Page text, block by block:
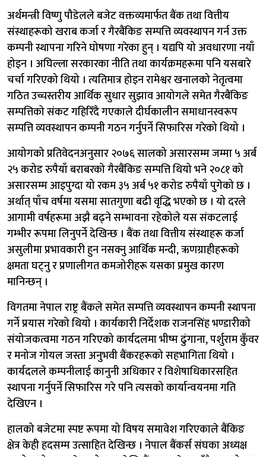
अर्थमन्त्री विष्णु पौडेलले बजेट वक्तव्यमार्फत बैंक तथा वित्तीय
संस्थाहरूको खराब कर्जा र गैरबैंकिङ सम्पत्ति व्यवस्थापन गर्न उक्त
कम्पनी स्थापना गरिने घोषणा गरेका हुन् । यद्यपि यो अवधारणा नयाँ
होइन । अघिल्ला सरकारका नीति तथा कार्यक्रमहरूमा पनि यसबारे
चर्चा गरिएको थियो । त्यतिमात्र होइन रामेश्वर खनालको नेतृत्वमा
गठित उच्चस्तरीय आर्थिक सुधार सुझाव आयोगले समेत गैरबैंकिङ
सम्पत्तिको संकट गहिरिँदै गएकाले दीर्घकालीन समाधानस्वरूप
सम्पत्ति व्यवस्थापन कम्पनी गठन गर्नुपर्ने सिफारिस गरेको थियो ।
आयोगको प्रतिवेदनअनुसार २०७६ सालको असारसम्म जम्मा ५ अर्ब
२५ करोड रुपैयाँ बराबरको गैरबैंकिङ सम्पत्ति थियो भने २०८१ को
असारसम्म आइपुग्दा यो रकम ३५ अर्ब ५१ करोड रुपैयाँ पुगेको छ ।
अर्थात् पाँच वर्षमा यसमा सातगुणा बढी वृद्धि भएको छ । यो दरले
आगामी वर्षहरूमा अझै बढ्ने सम्भावना रहेकोले यस संकटलाई
गम्भीर रूपमा लिनुपर्ने देखिन्छ । बैंक तथा वित्तीय संस्थाहरू कर्जा
असुलीमा प्रभावकारी हुन नसक्नु आर्थिक मन्दी, ऋणग्राहीहरूको
क्षमता घट्नु र प्रणालीगत कमजोरीहरू यसका प्रमुख कारण
मानिन्छन् ।
विगतमा नेपाल राष्ट्र बैंकले समेत सम्पत्ति व्यवस्थापन कम्पनी स्थापना
गर्ने प्रयास गरेको थियो । कार्यकारी निर्देशक राजनसिंह भण्डारीको
संयोजकत्वमा गठन गरिएको कार्यदलमा भीष्म ढुंगाना, पर्शुराम कुँवर
र मनोज गोयल जस्ता अनुभवी बैंकरहरूको सहभागिता थियो ।
कार्यदलले कम्पनीलाई कानुनी अधिकार र विशेषाधिकारसहित
स्थापना गर्नुपर्ने सिफारिस गरे पनि त्यसको कार्यान्वयनमा गति
देखिएन ।
हालको बजेटमा स्पष्ट रूपमा यो विषय समावेश गरिएकाले बैंकिङ
क्षेत्र केही हदसम्म उत्साहित देखिन्छ । नेपाल बैंकर्स संघका अध्यक्ष